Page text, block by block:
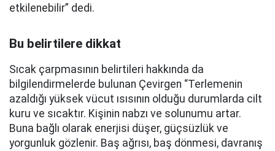
etkilenebilir” dedi.
Bu belirtilere dikkat
Sıcak çarpmasının belirtileri hakkında da
bilgilendirmelerde bulunan Çevirgen “Terlemenin
azaldığı yüksek vücut ısısının olduğu durumlarda cilt
kuru ve sıcaktır. Kişinin nabzı ve solunumu artar.
Buna bağlı olarak enerjisi düşer, güçsüzlük ve
yorgunluk gözlenir. Baş ağrısı, baş dönmesi, davranış